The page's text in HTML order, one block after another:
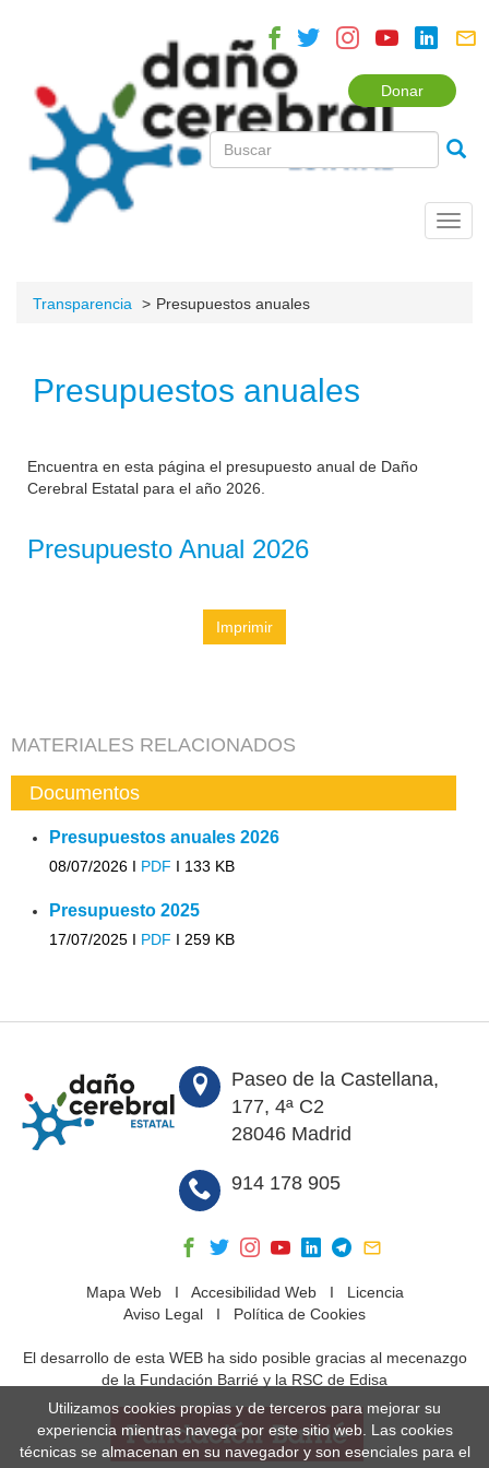
Donar
Transparencia Presupuestos anuales
Presupuestos anuales
Encuentra en esta página el presupuesto anual de Daño
Cerebral Estatal para el año 2026.
Presupuesto Anual 2026
Imprimir
MATERIALES RELACIONADOS
Documentos
Presupuestos anuales 2026
08/07/2026 I PDF I 133 KB
Presupuesto 2025
17/07/2025 I PDF I 259 KB
Paseo de la Castellana,
177, 4ª C2
28046 Madrid
914 178 905
Mapa WebI Accesibilidad WebI Licencia
Aviso Legal I Política de Cookies
El desarrollo de esta WEB ha sido posible gracias al mecenazgo
de la Fundación Barrié y la RSC de Edisa
Utilizamos cookies propias y de terceros para mejorar su
experiencia mientras navega por este sitio web. Las cookies
técnicas se almacenan en su navegador y son esenciales para el